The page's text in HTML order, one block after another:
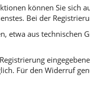
können Sie sich
Bei der
etwa aus technischen
Für den Widerruf